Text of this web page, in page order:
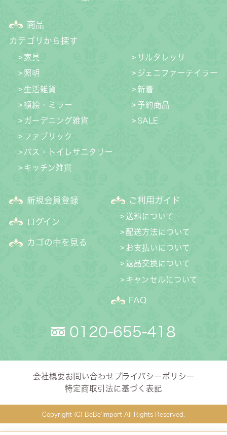
商品
カテゴリから探す
家具
照明
生活雑貨
額絵・ミラー
ガーデニング雑貨
ファブリック
バス・トイレサニタリー
キッチン雑貨
サルタレッリ
ジェニファーテイラー
新着
予約商品
SALE
新規会員登録
ログイン
カゴの中を見る
ご利用ガイド
送料について
配送方法について
お支払いについて
返品交換について
キャンセルについて
FAQ
0120-655-418
会社概要お問い合わせプライバシーポリシー
特定商取引法に基づく表記
Copyright (C) BeBe’Import All Rights Reserved.